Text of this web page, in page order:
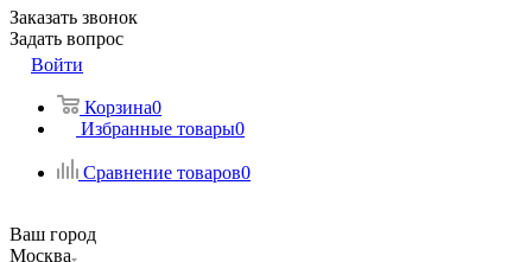
Заказать звонок
Задать вопрос
Войти
Корзина0
Избранные товары0
Сравнение товаров0
Ваш город
Москва